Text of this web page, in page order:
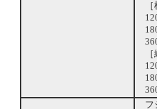
［
［
フ